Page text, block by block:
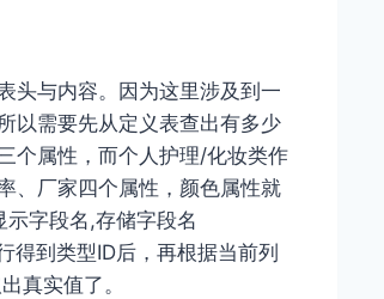
头与内容。因为这里涉及到一
以需要先从定义表查出有多少
个属性，而个人护理/化妆类作
、厂家四个属性，颜色属性就
字段名,存储字段名
到类型ID后，再根据当前列
真实值了。